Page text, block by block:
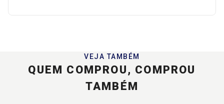
VEJA TAMBÉM
QUEM COMPROU, COMPROU
TAMBÉM